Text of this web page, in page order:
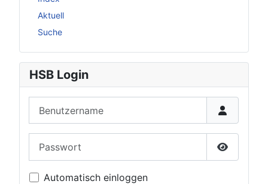
Aktuell
Suche
HSB Login
Passwort
Automatisch einloggen